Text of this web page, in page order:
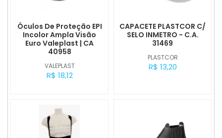
VALEPLAST
Óculos De Proteção EPI
Incolor Ampla Visão
Euro Valeplast | CA
40958
R$ 18,12
PLASTCOR
CAPACETE PLASTCOR C/
SELO INMETRO - C.A.
31469
R$ 13,20